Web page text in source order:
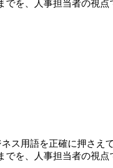
を、人事担当者の視点
用語を正確に押さえ
を、人事担当者の視点